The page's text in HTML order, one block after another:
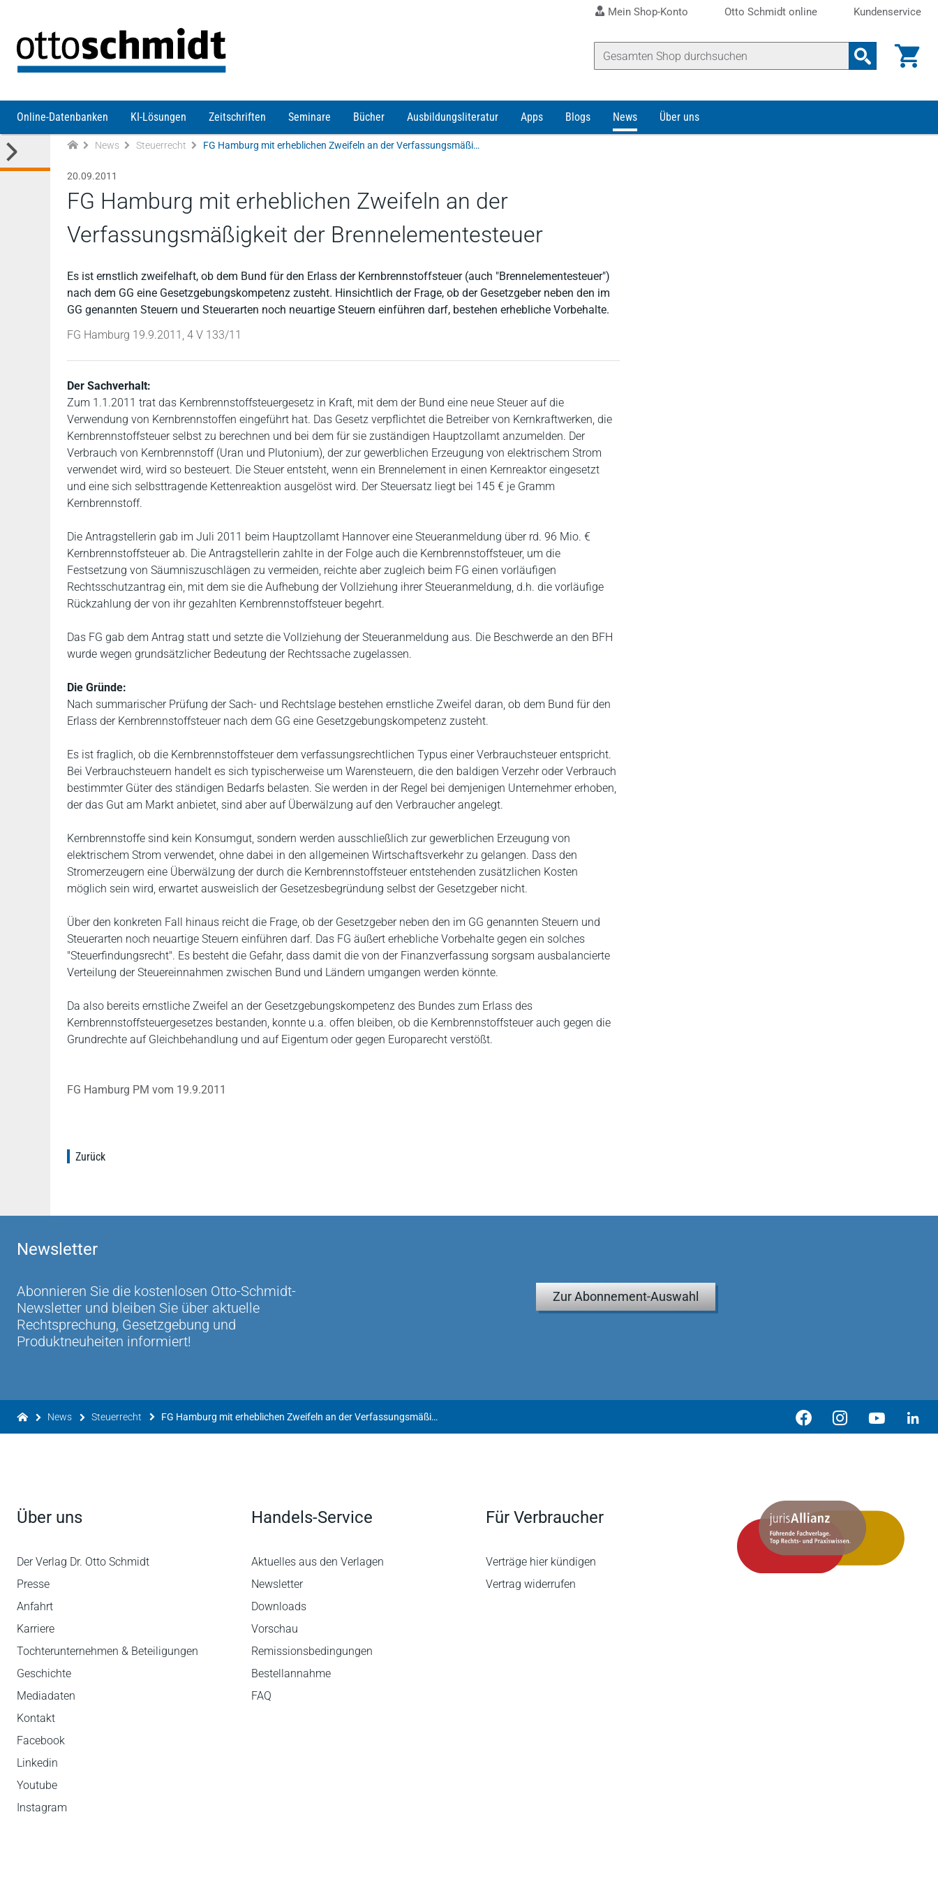
Mein Shop-Konto Otto Schmidt online Kundenservice
Online-Datenbanken KI-Lösungen Zeitschriften Seminare Bücher Ausbildungsliteratur Apps Blogs News Über uns
News Steuerrecht FG Hamburg mit erheblichen Zweifeln an der Verfassungsmäßigkeit der Brennelementesteuer
20.09.2011
FG Hamburg mit erheblichen Zweifeln an der
Verfassungsmäßigkeit der Brennelementesteuer
Es ist ernstlich zweifelhaft, ob dem Bund für den Erlass der Kernbrennstoffsteuer (auch "Brennelementesteuer")
nach dem GG eine Gesetzgebungskompetenz zusteht. Hinsichtlich der Frage, ob der Gesetzgeber neben den im
GG genannten Steuern und Steuerarten noch neuartige Steuern einführen darf, bestehen erhebliche Vorbehalte.
FG Hamburg 19.9.2011, 4 V 133/11
Der Sachverhalt:
Zum 1.1.2011 trat das Kernbrennstoffsteuergesetz in Kraft, mit dem der Bund eine neue Steuer auf die
Verwendung von Kernbrennstoffen eingeführt hat. Das Gesetz verpflichtet die Betreiber von Kernkraftwerken, die
Kernbrennstoffsteuer selbst zu berechnen und bei dem für sie zuständigen Hauptzollamt anzumelden. Der
Verbrauch von Kernbrennstoff (Uran und Plutonium), der zur gewerblichen Erzeugung von elektrischem Strom
verwendet wird, wird so besteuert. Die Steuer entsteht, wenn ein Brennelement in einen Kernreaktor eingesetzt
und eine sich selbsttragende Kettenreaktion ausgelöst wird. Der Steuersatz liegt bei 145 € je Gramm
Kernbrennstoff.
Die Antragstellerin gab im Juli 2011 beim Hauptzollamt Hannover eine Steueranmeldung über rd. 96 Mio. €
Kernbrennstoffsteuer ab. Die Antragstellerin zahlte in der Folge auch die Kernbrennstoffsteuer, um die
Festsetzung von Säumniszuschlägen zu vermeiden, reichte aber zugleich beim FG einen vorläufigen
Rechtsschutzantrag ein, mit dem sie die Aufhebung der Vollziehung ihrer Steueranmeldung, d.h. die vorläufige
Rückzahlung der von ihr gezahlten Kernbrennstoffsteuer begehrt.
Das FG gab dem Antrag statt und setzte die Vollziehung der Steueranmeldung aus. Die Beschwerde an den BFH
wurde wegen grundsätzlicher Bedeutung der Rechtssache zugelassen.
Die Gründe:
Nach summarischer Prüfung der Sach- und Rechtslage bestehen ernstliche Zweifel daran, ob dem Bund für den
Erlass der Kernbrennstoffsteuer nach dem GG eine Gesetzgebungskompetenz zusteht.
Es ist fraglich, ob die Kernbrennstoffsteuer dem verfassungsrechtlichen Typus einer Verbrauchsteuer entspricht.
Bei Verbrauchsteuern handelt es sich typischerweise um Warensteuern, die den baldigen Verzehr oder Verbrauch
bestimmter Güter des ständigen Bedarfs belasten. Sie werden in der Regel bei demjenigen Unternehmer erhoben,
der das Gut am Markt anbietet, sind aber auf Überwälzung auf den Verbraucher angelegt.
Kernbrennstoffe sind kein Konsumgut, sondern werden ausschließlich zur gewerblichen Erzeugung von
elektrischem Strom verwendet, ohne dabei in den allgemeinen Wirtschaftsverkehr zu gelangen. Dass den
Stromerzeugern eine Überwälzung der durch die Kernbrennstoffsteuer entstehenden zusätzlichen Kosten
möglich sein wird, erwartet ausweislich der Gesetzesbegründung selbst der Gesetzgeber nicht.
Über den konkreten Fall hinaus reicht die Frage, ob der Gesetzgeber neben den im GG genannten Steuern und
Steuerarten noch neuartige Steuern einführen darf. Das FG äußert erhebliche Vorbehalte gegen ein solches
"Steuerfindungsrecht". Es besteht die Gefahr, dass damit die von der Finanzverfassung sorgsam ausbalancierte
Verteilung der Steuereinnahmen zwischen Bund und Ländern umgangen werden könnte.
Da also bereits ernstliche Zweifel an der Gesetzgebungskompetenz des Bundes zum Erlass des
Kernbrennstoffsteuergesetzes bestanden, konnte u.a. offen bleiben, ob die Kernbrennstoffsteuer auch gegen die
Grundrechte auf Gleichbehandlung und auf Eigentum oder gegen Europarecht verstößt.
FG Hamburg PM vom 19.9.2011
Zurück
Newsletter
Abonnieren Sie die kostenlosen Otto-Schmidt-
Newsletter und bleiben Sie über aktuelle
Rechtsprechung, Gesetzgebung und
Produktneuheiten informiert!
Zur Abonnement-Auswahl
News Steuerrecht FG Hamburg mit erheblichen Zweifeln an der Verfassungsmäßigkeit der Brennelementesteuer
Über uns
Der Verlag Dr. Otto Schmidt
Presse
Anfahrt
Karriere
Tochterunternehmen & Beteiligungen
Geschichte
Mediadaten
Kontakt
Facebook
Linkedin
Youtube
Instagram
Handels-Service
Aktuelles aus den Verlagen
Newsletter
Downloads
Vorschau
Remissionsbedingungen
Bestellannahme
FAQ
Für Verbraucher
Verträge hier kündigen
Vertrag widerrufen